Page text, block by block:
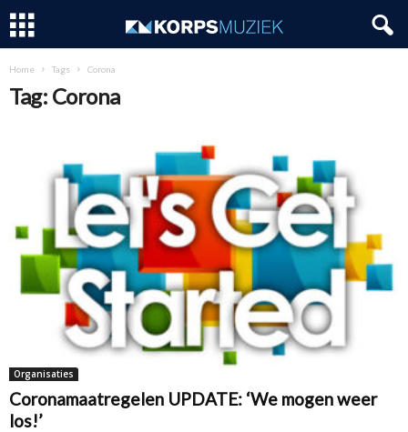
Home Tags Corona
Tag: Corona
Organisaties
Coronamaatregelen UPDATE: ‘We mogen weer
los!’